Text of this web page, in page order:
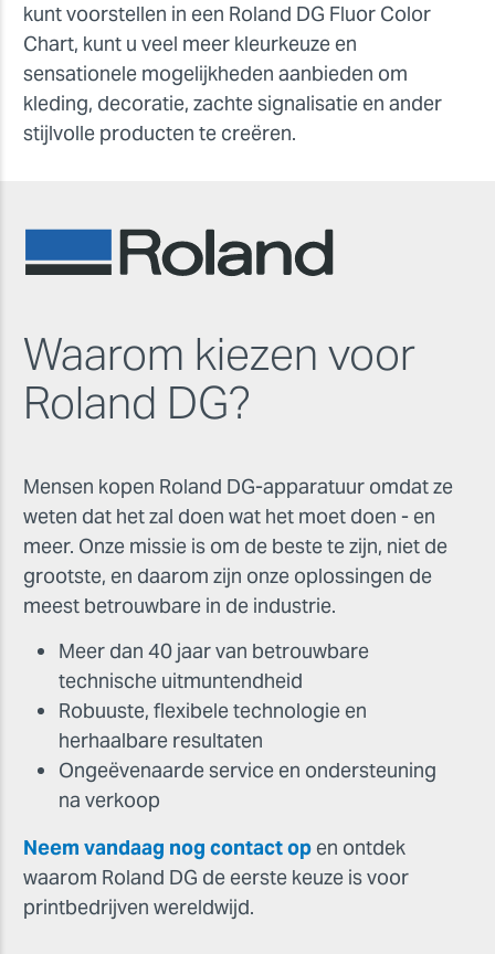
kunt voorstellen in een Roland DG Fluor Color
Chart, kunt u veel meer kleurkeuze en
sensationele mogelijkheden aanbieden om
kleding, decoratie, zachte signalisatie en ander
stijlvolle producten te creëren.
Waarom kiezen voor
Roland DG?
Mensen kopen Roland DG-apparatuur omdat ze
weten dat het zal doen wat het moet doen - en
meer. Onze missie is om de beste te zijn, niet de
grootste, en daarom zijn onze oplossingen de
meest betrouwbare in de industrie.
Meer dan 40 jaar van betrouwbare
technische uitmuntendheid
Robuuste, flexibele technologie en
herhaalbare resultaten
Ongeëvenaarde service en ondersteuning
na verkoop
Neem vandaag nog contact op en ontdek
waarom Roland DG de eerste keuze is voor
printbedrijven wereldwijd.